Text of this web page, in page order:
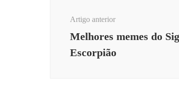
Artigo anterior
Melhores memes do
Escorpião